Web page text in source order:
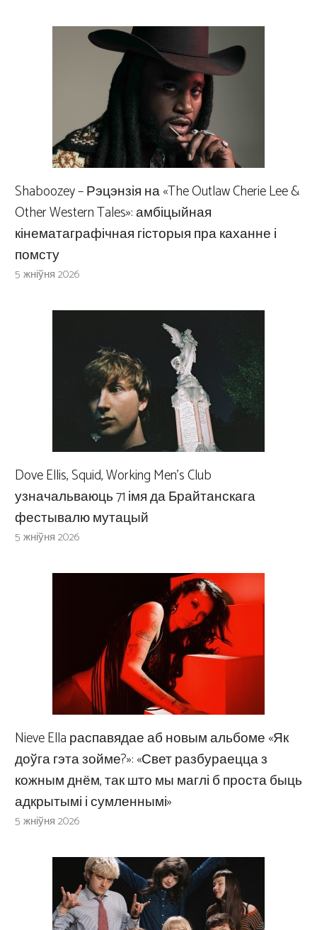
Shaboozey – Рэцэнзія на «The Outlaw Cherie Lee &
Other Western Tales»: амбіцыйная
кінематаграфічная гісторыя пра каханне і
помсту
5 жніўня 2026
Dove Ellis, Squid, Working Men’s Club
узначальваюць 71 імя да Брайтанскага
фестывалю мутацый
5 жніўня 2026
Nieve Ella распавядае аб новым альбоме «Як
доўга гэта зойме?»: «Свет разбураецца з
кожным днём, так што мы маглі б проста быць
адкрытымі і сумленнымі»
5 жніўня 2026